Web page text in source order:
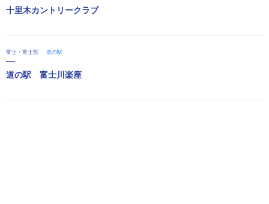
十里木カントリークラブ
富士・富士宮 道の駅
道の駅 富士川楽座